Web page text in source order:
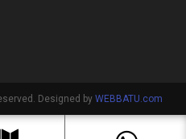
Designed by WEBBATU.com